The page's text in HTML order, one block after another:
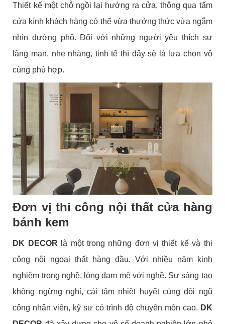
Thiết kế một chỗ ngồi lại hướng ra cửa, thông qua tấm
cửa kính khách hàng có thể vừa thưởng thức vừa ngắm
nhìn đường phố. Đối với những người yêu thích sự
lãng mạn, nhẹ nhàng, tinh tế thì đây sẽ là lựa chọn vô
cùng phù hợp.
Đơn vị thi công nội thất cửa hàng
bánh kem
DK DECOR là một trong những đơn vị thiết kế và thi
công nội ngoại thất hàng đầu. Với nhiều năm kinh
nghiệm trong nghề, lòng đam mê với nghề. Sự sáng tạo
không ngừng nghỉ, cái tâm nhiệt huyết cùng đội ngũ
công nhân viên, kỹ sư có trình độ chuyên môn cao. DK